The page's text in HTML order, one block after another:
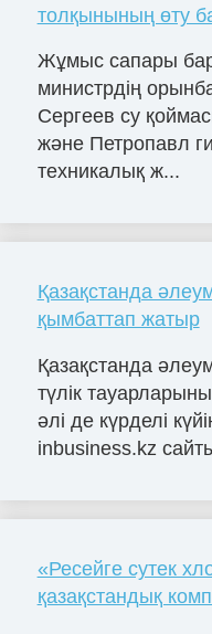
толқынының өту
Жұмыс сапары
министрдің
Сергеев су
және Петропавл
техникалық ж...
Қазақстанда
қымбаттап жатыр
Қазақстанда
түлік
әлі де күрделі
inbusiness.kz
«Ресейге сутек
қазақстандық